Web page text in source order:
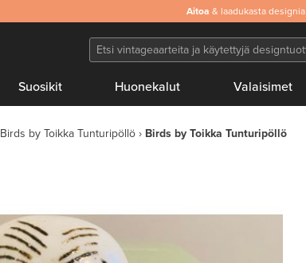
Aitoa & laadukasta designia
Suosikit Huonekalut Valaisimet
Birds by Toikka Tunturipöllö Birds by Toikka Tunturipöllö